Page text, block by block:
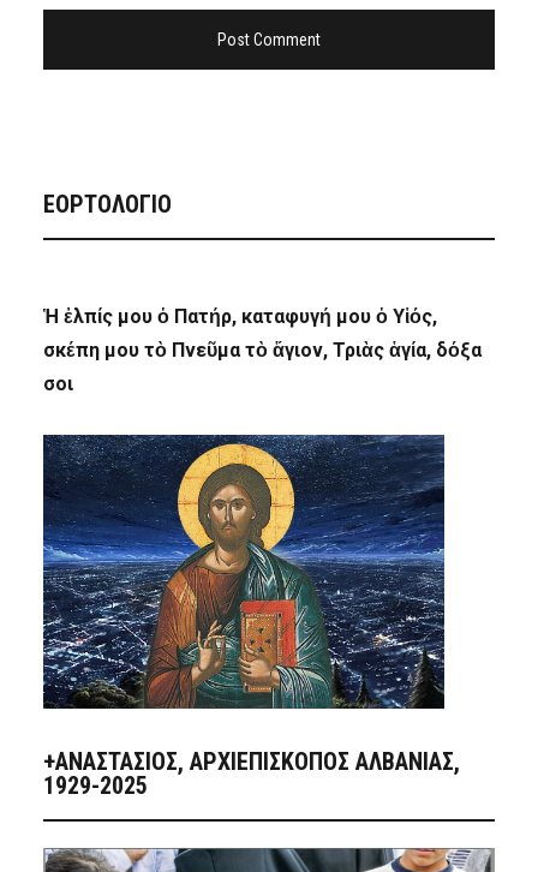
ΕΟΡΤΟΛΟΓΙΟ
Ἡ ἐλπίς μου ὁ Πατήρ, καταφυγή μου ὁ Υἱός,
σκέπη μου τὸ Πνεῦμα τὸ ἅγιον, Τριὰς ἁγία, δόξα
σοι
+ΑΝΑΣΤΆΣΙΟΣ, ΑΡΧΙΕΠΊΣΚΟΠΟΣ ΑΛΒΑΝΊΑΣ,
1929-2025